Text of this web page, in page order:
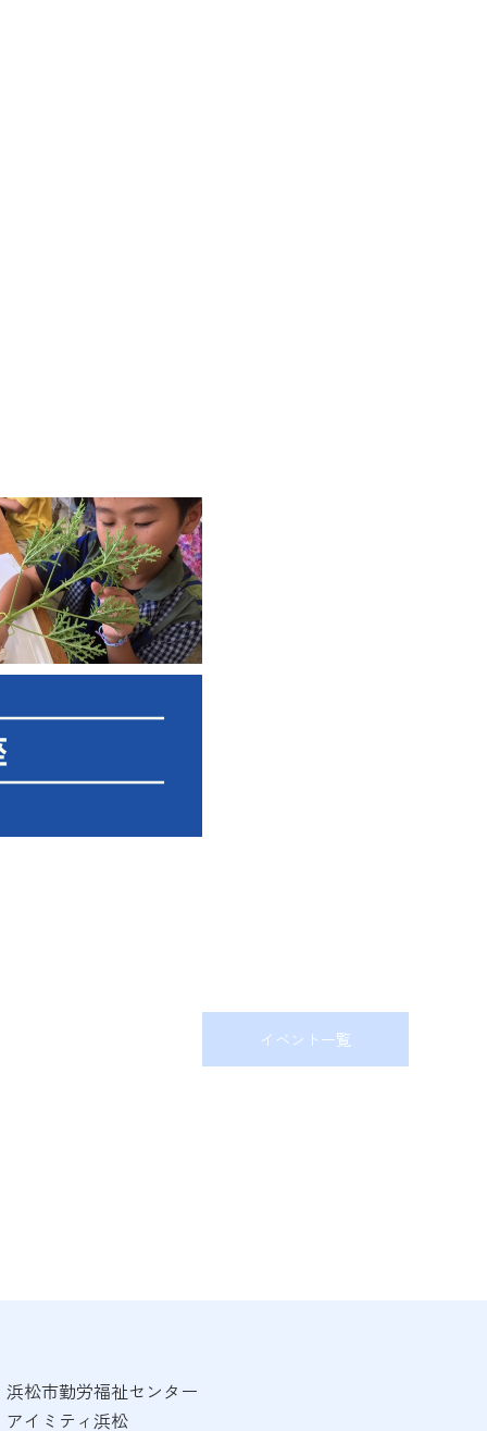
イベント一覧
浜松市勤労福祉センター
アイミティ浜松